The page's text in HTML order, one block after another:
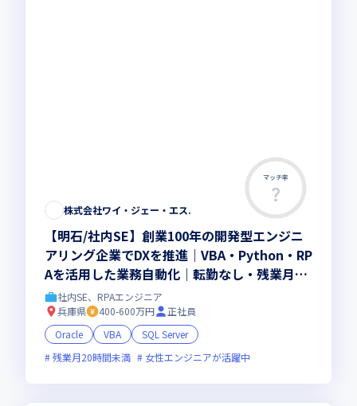
マッチ率
株式会社ワイ・ジェー・エス.
【明石/社内SE】創業100年の開発型エンジニ
アリング企業でDXを推進｜VBA・Python・RP
Aを活用した業務自動化｜転勤なし・残業月20
h未満・最大11連休可
社内SE、RPAエンジニア
兵庫県
400-600万円
正社員
Oracle
VBA
SQL Server
残業月20時間未満
女性エンジニアが活躍中